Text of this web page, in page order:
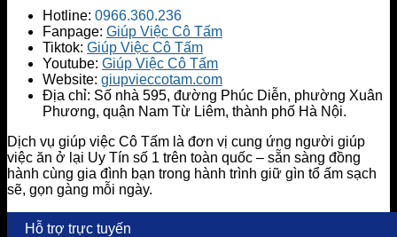
Hotline: 0966.360.236
Fanpage: Giúp Việc Cô Tấm
Tiktok: Giúp Việc Cô Tấm
Youtube: Giúp Việc Cô Tấm
Website: giupvieccotam.com
Địa chỉ: Số nhà 595, đường Phúc Diễn, phường Xuân
Phương, quận Nam Từ Liêm, thành phố Hà Nội.
Dịch vụ giúp việc Cô Tấm là đơn vị cung ứng người giúp
việc ăn ở lại Uy Tín số 1 trên toàn quốc – sẵn sàng đồng
hành cùng gia đình bạn trong hành trình giữ gìn tổ ấm sạch
sẽ, gọn gàng mỗi ngày.
Hỗ trợ trực tuyến